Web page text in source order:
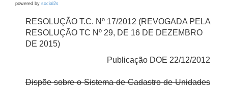
powered by social2s
RESOLUÇÃO T.C. Nº 17/2012 (REVOGADA PELA
RESOLUÇÃO TC Nº 29, DE 16 DE DEZEMBRO
DE 2015)
Publicação DOE 22/12/2012
Dispõe sobre o Sistema de Cadastro de Unidades